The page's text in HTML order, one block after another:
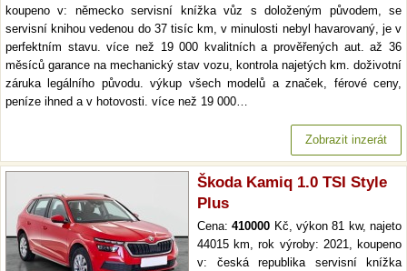
koupeno v: německo servisní knížka vůz s doloženým původem, se
servisní knihou vedenou do 37 tisíc km, v minulosti nebyl havarovaný, je v
perfektním stavu. více než 19 000 kvalitních a prověřených aut. až 36
měsíců garance na mechanický stav vozu, kontrola najetých km. doživotní
záruka legálního původu. výkup všech modelů a značek, férové ceny,
peníze ihned a v hotovosti. více než 19 000…
Zobrazit inzerát
Škoda Kamiq 1.0 TSI Style
Plus
Cena:410000 Kč, výkon 81 kw, najeto
44015 km, rok výroby: 2021, koupeno
v: česká republika servisní knížka